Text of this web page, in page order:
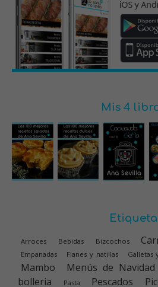
Mis 4
Arroces Bebidas Bizcochos
Empanadas Flanes y natillas Galletas
Mambo Menús de Navidad
bolleria
Pasta Pescados